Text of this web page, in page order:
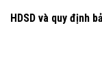
HDSD và quy định